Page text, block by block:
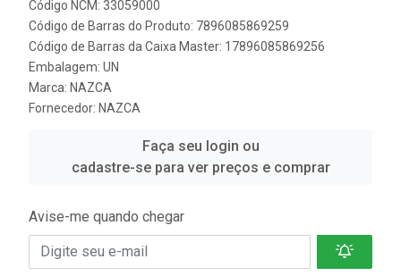
Código NCM: 33059000
Código de Barras do Produto: 7896085869259
Código de Barras da Caixa Master: 17896085869256
Embalagem: UN
Marca: NAZCA
Fornecedor: NAZCA
Faça seu login ou
cadastre-se para ver preços e comprar
Avise-me quando chegar